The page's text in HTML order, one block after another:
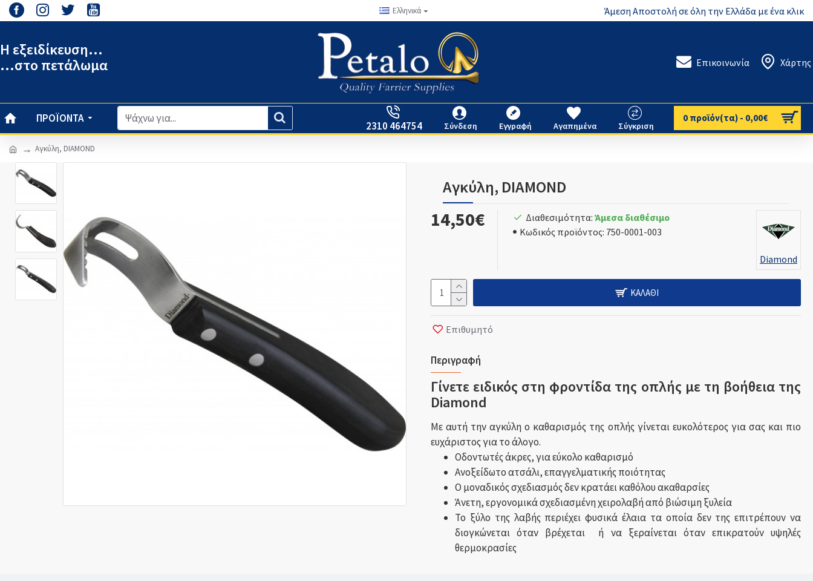
Ελληνικά Άμεση Αποστολή σε όλη την Ελλάδα με ένα κλικ
Η εξειδίκευση...
...στο πετάλωμα
Επικοινωνία Χάρτης
ΠΡΟΪΌΝΤΑ
2310 464754 Σύνδεση Εγγραφή Αγαπημένα Σύγκριση
0 προϊόν(τα) - 0,00€
Αγκύλη, DIAMOND
Αγκύλη, DIAMOND
14,50€ Διαθεσιμότητα: Άμεσα διαθέσιμο
Κωδικός προϊόντος: 750-0001-003
Diamond
ΚΑΛΆΘΙ
Επιθυμητό
Περιγραφή
Γίνετε ειδικός στη φροντίδα της οπλής με τη βοήθεια της
Diamond
Με αυτή την αγκύλη ο καθαρισμός της οπλής γίνεται ευκολότερος για σας και πιο
ευχάριστος για το άλογο.
Οδοντωτές άκρες, για εύκολο καθαρισμό
Ανοξείδωτο ατσάλι, επαγγελματικής ποιότητας
Ο μοναδικός σχεδιασμός δεν κρατάει καθόλου ακαθαρσίες
Άνετη, εργονομικά σχεδιασμένη χειρολαβή από βιώσιμη ξυλεία
Το ξύλο της λαβής περιέχει φυσικά έλαια τα οποία δεν της επιτρέπουν να
διογκώνεται όταν βρέχεται ή να ξεραίνεται όταν επικρατούν υψηλές
θερμοκρασίες